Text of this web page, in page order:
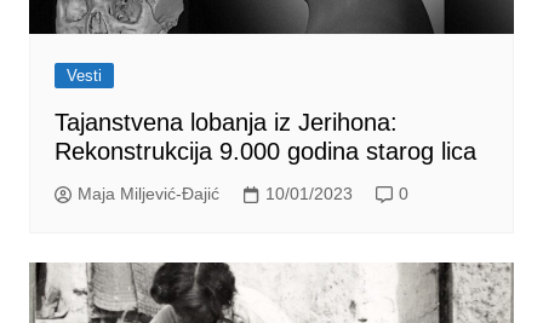
Vesti
Tajanstvena lobanja iz Jerihona:
Rekonstrukcija 9.000 godina starog lica
Maja Miljević-Đajić 10/01/2023 0